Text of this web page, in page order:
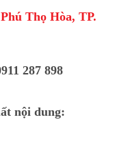
Thọ Hòa, TP.
287 898
nội dung: